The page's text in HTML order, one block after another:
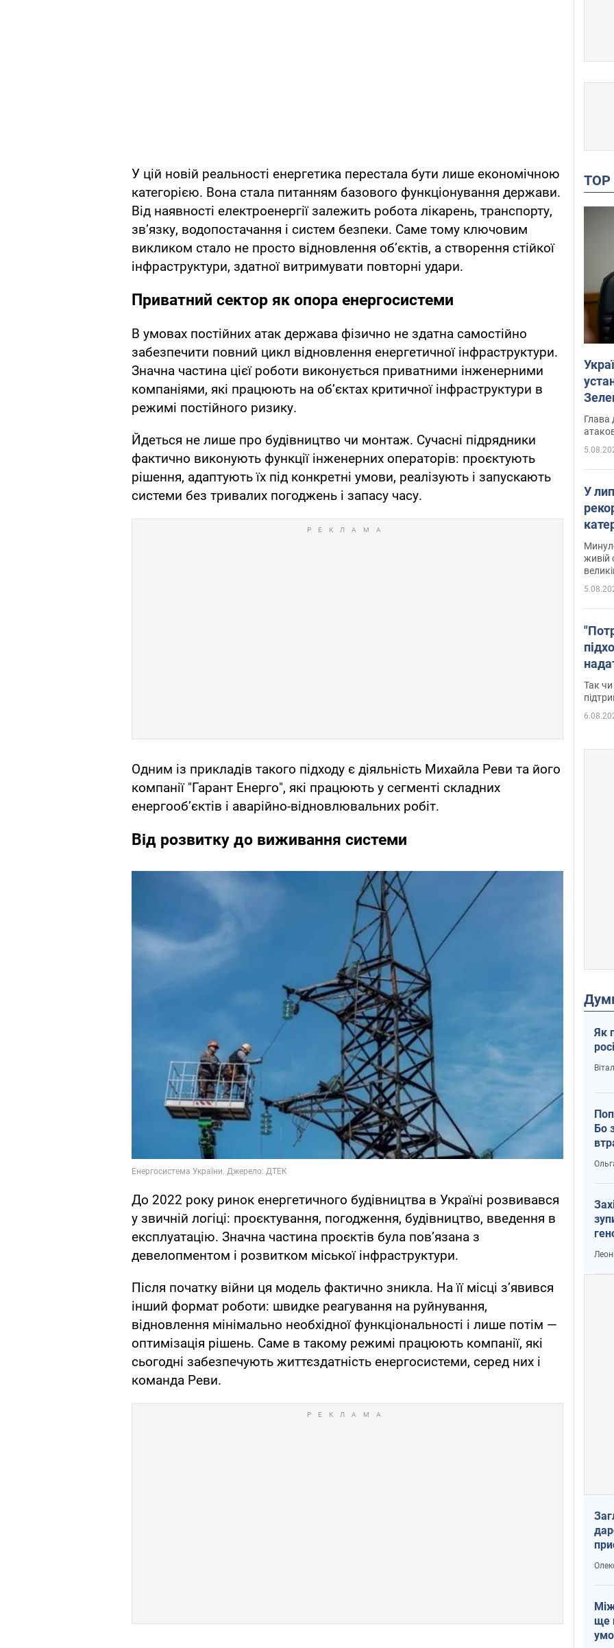
У цій новій реальності енергетика перестала бути лише економічною
категорією. Вона стала питанням базового функціонування держави.
Від наявності електроенергії залежить робота лікарень, транспорту,
зв’язку, водопостачання і систем безпеки. Саме тому ключовим
викликом стало не просто відновлення об’єктів, а створення стійкої
інфраструктури, здатної витримувати повторні удари.
Приватний сектор як опора енергосистеми
В умовах постійних атак держава фізично не здатна самостійно
забезпечити повний цикл відновлення енергетичної інфраструктури.
Значна частина цієї роботи виконується приватними інженерними
компаніями, які працюють на об’єктах критичної інфраструктури в
режимі постійного ризику.
Йдеться не лише про будівництво чи монтаж. Сучасні підрядники
фактично виконують функції інженерних операторів: проєктують
рішення, адаптують їх під конкретні умови, реалізують і запускають
системи без тривалих погоджень і запасу часу.
Одним із прикладів такого підходу є діяльність Михайла Реви та його
компанії "Гарант Енерго", які працюють у сегменті складних
енергооб’єктів і аварійно-відновлювальних робіт.
Від розвитку до виживання системи
До 2022 року ринок енергетичного будівництва в Україні розвивався
у звичній логіці: проєктування, погодження, будівництво, введення в
експлуатацію. Значна частина проєктів була пов’язана з
девелопментом і розвитком міської інфраструктури.
Після початку війни ця модель фактично зникла. На її місці з’явився
інший формат роботи: швидке реагування на руйнування,
відновлення мінімально необхідної функціональності і лише потім —
оптимізація рішень. Саме в такому режимі працюють компанії, які
сьогодні забезпечують життєздатність енергосистеми, серед них і
команда Реви.
Глава
У
живій
Так чи
Як
Бо
ще